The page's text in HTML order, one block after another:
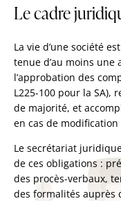
Le cadre
La vie d’une société
tenue d’au moins
l’approbation des
L225-100 pour la SA),
de majorité, et
en cas de
Le secrétariat
de ces obligations :
des procès-verbaux,
des formalités auprès